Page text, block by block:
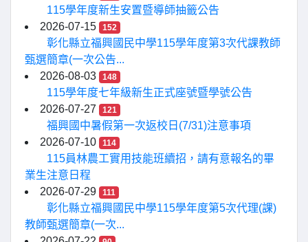
115學年度新生安置暨導師抽籤公告
2026-07-15
152
彰化縣立福興國民中學115學年度第3次代課教師
甄選簡章(一次公告...
2026-08-03
148
115學年度七年級新生正式座號暨學號公告
2026-07-27
121
福興國中暑假第一次返校日(7/31)注意事項
2026-07-10
114
115員林農工實用技能班續招，請有意報名的畢
業生注意日程
2026-07-29
111
彰化縣立福興國民中學115學年度第5次代理(課)
教師甄選簡章(一次...